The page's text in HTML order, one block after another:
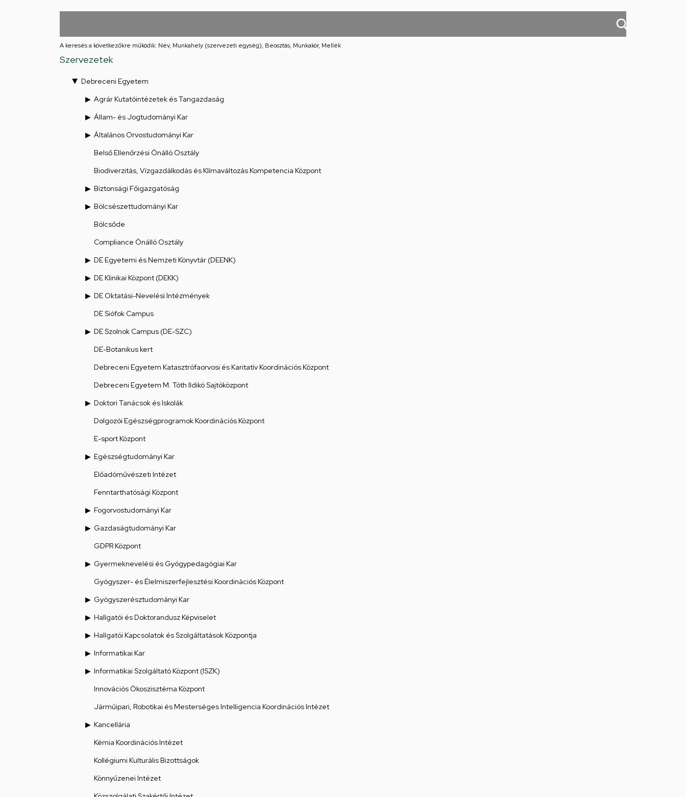
Iskolája
feladatellátási
A keresés a következőkre működik: Név, Munkahely (szervezeti egység), Beosztás, Munkakör, Mellék
Szervezetek
Debreceni Egyetem
Agrár Kutatóintézetek és Tangazdaság
Állam- és Jogtudományi Kar
Általános Orvostudományi Kar
Belső Ellenőrzési Önálló Osztály
Biodiverzitás, Vízgazdálkodás és Klímaváltozás Kompetencia Központ
Biztonsági Főigazgatóság
Bölcsészettudományi Kar
Bölcsőde
Compliance Önálló Osztály
DE Egyetemi és Nemzeti Könyvtár (DEENK)
DE Klinikai Központ (DEKK)
DE Oktatási-Nevelési Intézmények
DE Siófok Campus
DE Szolnok Campus (DE-SZC)
DE-Botanikus kert
Debreceni Egyetem Katasztrófaorvosi és Karitatív Koordinációs Központ
Debreceni Egyetem M. Tóth Ildikó Sajtóközpont
Doktori Tanácsok és Iskolák
Dolgozói Egészségprogramok Koordinációs Központ
E-sport Központ
Egészségtudományi Kar
Előadóművészeti Intézet
Fenntarthatósági Központ
Fogorvostudományi Kar
Gazdaságtudományi Kar
GDPR Központ
Gyermeknevelési és Gyógypedagógiai Kar
Gyógyszer- és Élelmiszerfejlesztési Koordinációs Központ
Gyógyszerésztudományi Kar
Hallgatói és Doktorandusz Képviselet
Hallgatói Kapcsolatok és Szolgáltatások Központja
Informatikai Kar
Informatikai Szolgáltató Központ (ISZK)
Innovációs Ökoszisztéma Központ
Járműipari, Robotikai és Mesterséges Intelligencia Koordinációs Intézet
Kancellária
Kémia Koordinációs Intézet
Kollégiumi Kulturális Bizottságok
Könnyűzenei Intézet